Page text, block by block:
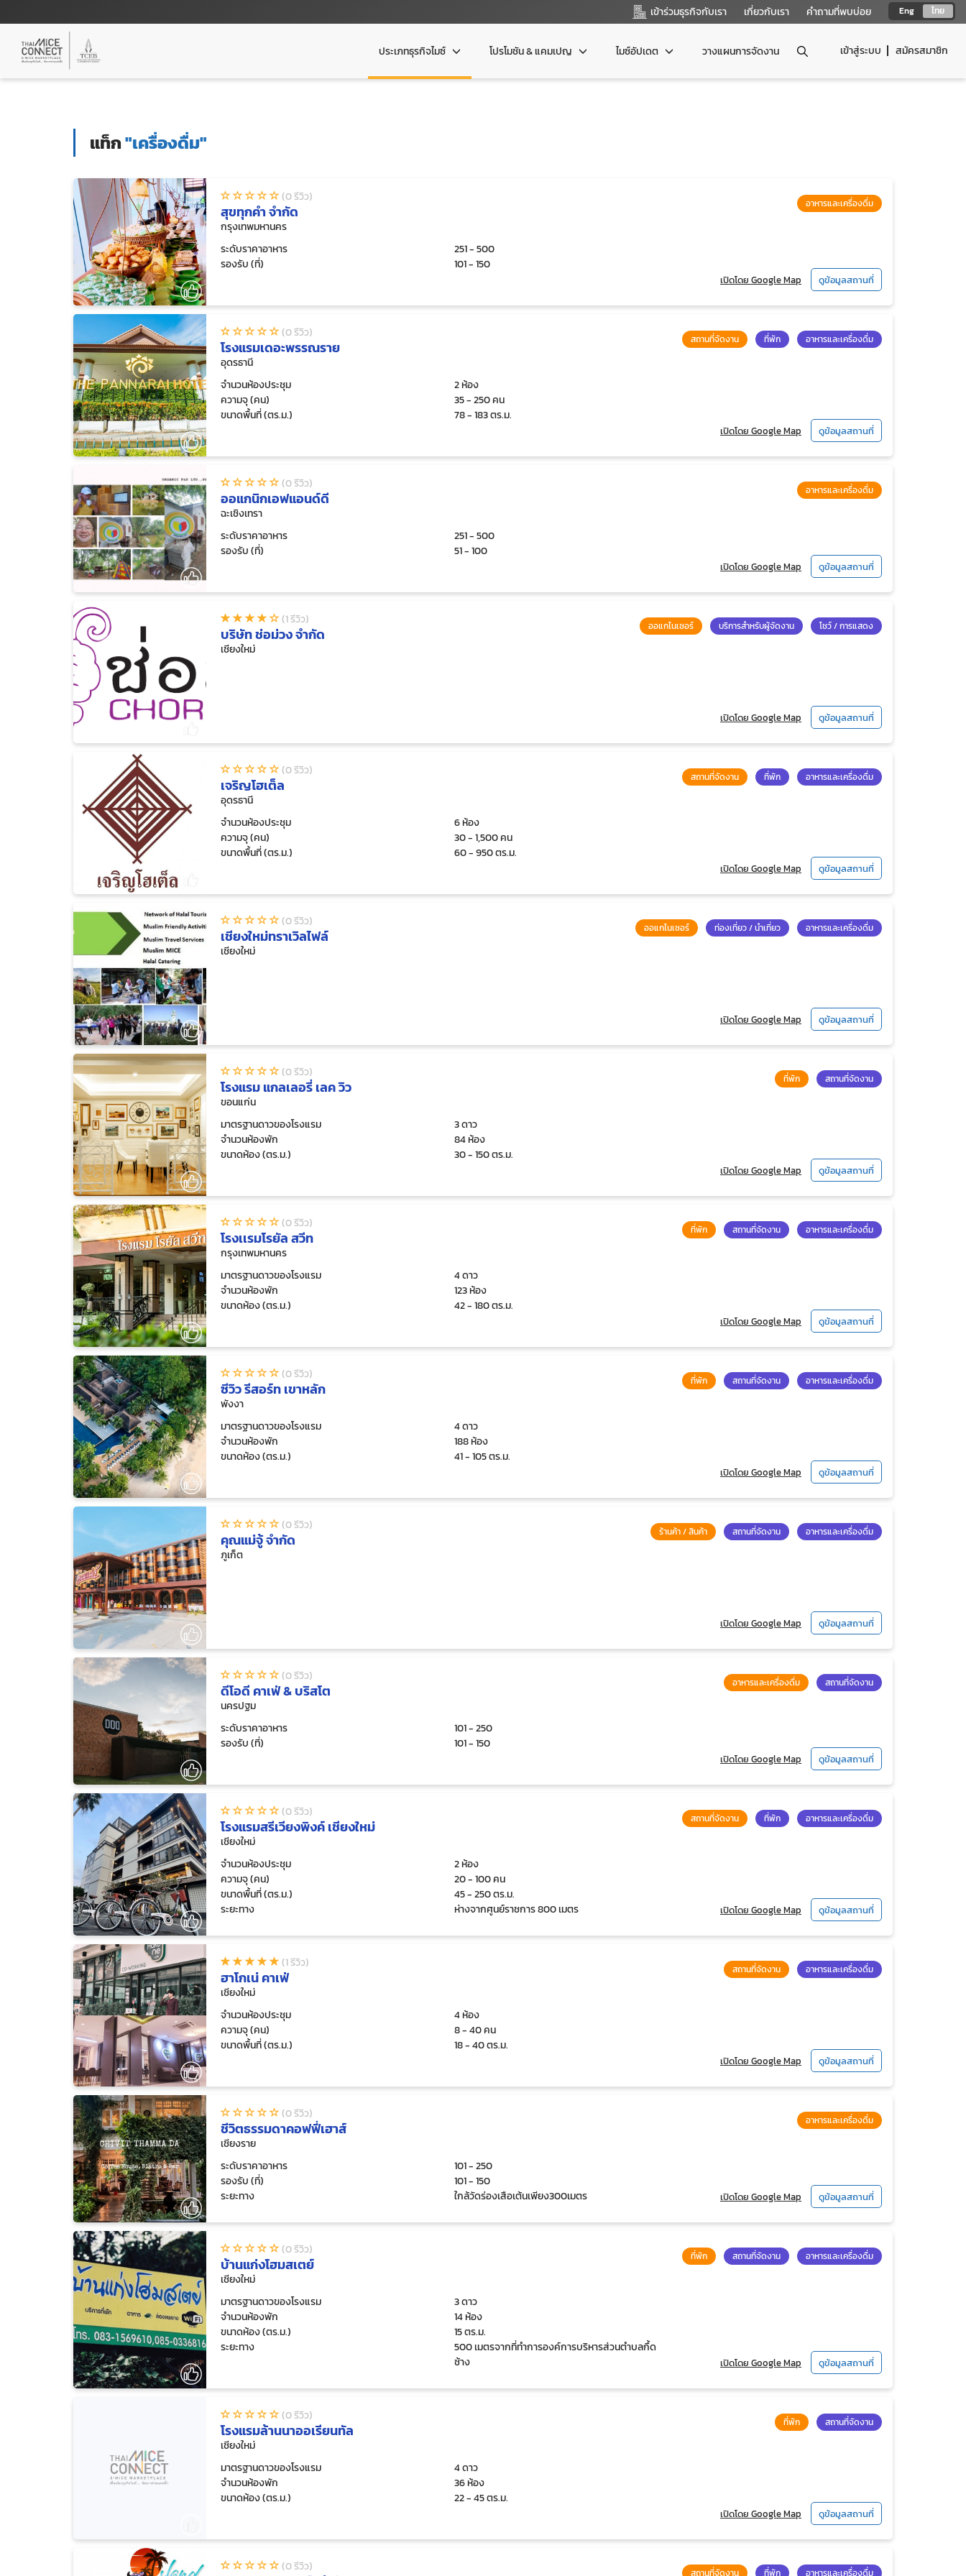
Eng ไทย
เข้าร่วมธุรกิจกับเรา เกี่ยวกับเรา คำถามที่พบบ่อย
เข้าสู่ระบบ สมัครสมาชิก
ประเภทธุรกิจไมซ์ โปรโมชัน & แคมเปญ ไมซ์อัปเดต วางแผนการจัดงาน
แท็ก"เครื่องดื่ม"
(0 รีวิว)
สุขทุกคำ จำกัด
กรุงเทพมหานคร
อาหารและเครื่องดื่ม
ระดับราคาอาหาร
251 - 500
รองรับ (ที่)
101 - 150
เปิดโดย Google Map ดูข้อมูลสถานที่
(0 รีวิว)
โรงแรมเดอะพรรณราย
อุดรธานี
สถานที่จัดงาน ที่พัก อาหารและเครื่องดื่ม
จำนวนห้องประชุม
2 ห้อง
ความจุ (คน)
35 - 250 คน
ขนาดพื้นที่ (ตร.ม.)
78 - 183 ตร.ม.
เปิดโดย Google Map ดูข้อมูลสถานที่
(0 รีวิว)
ออแกนิกเอฟแอนด์ดี
ฉะเชิงเทรา
อาหารและเครื่องดื่ม
ระดับราคาอาหาร
251 - 500
รองรับ (ที่)
51 - 100
เปิดโดย Google Map ดูข้อมูลสถานที่
(1 รีวิว)
บริษัท ช่อม่วง จำกัด
เชียงใหม่
ออแกไนเซอร์ บริการสำหรับผู้จัดงาน โชว์ / การแสดง
เปิดโดย Google Map ดูข้อมูลสถานที่
(0 รีวิว)
เจริญโฮเต็ล
อุดรธานี
สถานที่จัดงาน ที่พัก อาหารและเครื่องดื่ม
จำนวนห้องประชุม
6 ห้อง
ความจุ (คน)
30 - 1,500 คน
ขนาดพื้นที่ (ตร.ม.)
60 - 950 ตร.ม.
เปิดโดย Google Map ดูข้อมูลสถานที่
(0 รีวิว)
เชียงใหม่ทราเวิลไฟล์
เชียงใหม่
ออแกไนเซอร์ ท่องเที่ยว / นำเที่ยว อาหารและเครื่องดื่ม
เปิดโดย Google Map ดูข้อมูลสถานที่
(0 รีวิว)
โรงแรม แกลเลอรี่ เลค วิว
ขอนแก่น
ที่พัก สถานที่จัดงาน
มาตรฐานดาวของโรงแรม
3 ดาว
จำนวนห้องพัก
84 ห้อง
ขนาดห้อง (ตร.ม.)
30 - 150 ตร.ม.
เปิดโดย Google Map ดูข้อมูลสถานที่
(0 รีวิว)
โรงเเรมโรยัล สวีท
กรุงเทพมหานคร
ที่พัก สถานที่จัดงาน อาหารและเครื่องดื่ม
มาตรฐานดาวของโรงแรม
4 ดาว
จำนวนห้องพัก
123 ห้อง
ขนาดห้อง (ตร.ม.)
42 - 180 ตร.ม.
เปิดโดย Google Map ดูข้อมูลสถานที่
(0 รีวิว)
ซีวิว รีสอร์ท เขาหลัก
พังงา
ที่พัก สถานที่จัดงาน อาหารและเครื่องดื่ม
มาตรฐานดาวของโรงแรม
4 ดาว
จำนวนห้องพัก
188 ห้อง
ขนาดห้อง (ตร.ม.)
41 - 105 ตร.ม.
เปิดโดย Google Map ดูข้อมูลสถานที่
(0 รีวิว)
คุณแม่จู้ จำกัด
ภูเก็ต
ร้านค้า / สินค้า สถานที่จัดงาน อาหารและเครื่องดื่ม
เปิดโดย Google Map ดูข้อมูลสถานที่
(0 รีวิว)
ดีโอดี คาเฟ่ & บริสโต
นครปฐม
อาหารและเครื่องดื่ม สถานที่จัดงาน
ระดับราคาอาหาร
101 - 250
รองรับ (ที่)
101 - 150
เปิดโดย Google Map ดูข้อมูลสถานที่
(0 รีวิว)
โรงแรมสรีเวียงพิงค์ เชียงใหม่
เชียงใหม่
สถานที่จัดงาน ที่พัก อาหารและเครื่องดื่ม
จำนวนห้องประชุม
2 ห้อง
ความจุ (คน)
20 - 100 คน
ขนาดพื้นที่ (ตร.ม.)
45 - 250 ตร.ม.
ระยะทาง
ห่างจากศูนย์ราชการ 800 เมตร เปิดโดย Google Map ดูข้อมูลสถานที่
(1 รีวิว)
ฮาโกเน่ คาเฟ่
เชียงใหม่
สถานที่จัดงาน อาหารและเครื่องดื่ม
จำนวนห้องประชุม
4 ห้อง
ความจุ (คน)
8 - 40 คน
ขนาดพื้นที่ (ตร.ม.)
18 - 40 ตร.ม.
เปิดโดย Google Map ดูข้อมูลสถานที่
(0 รีวิว)
ชีวิตธรรมดาคอฟฟี่เฮาส์
เชียงราย
อาหารและเครื่องดื่ม
ระดับราคาอาหาร
101 - 250
รองรับ (ที่)
101 - 150
ระยะทาง
ใกล้วัดร่องเสือเต้นเพียง300เมตร เปิดโดย Google Map ดูข้อมูลสถานที่
(0 รีวิว)
บ้านแก่งโฮมสเตย์
เชียงใหม่
ที่พัก สถานที่จัดงาน อาหารและเครื่องดื่ม
มาตรฐานดาวของโรงแรม
3 ดาว
จำนวนห้องพัก
14 ห้อง
ขนาดห้อง (ตร.ม.)
15 ตร.ม.
ระยะทาง
500 เมตรจากที่ทำการองค์การบริหารส่วนตำบลกื้ด
ช้าง
เปิดโดย Google Map ดูข้อมูลสถานที่
(0 รีวิว)
โรงแรมล้านนาออเรียนทัล
เชียงใหม่
ที่พัก สถานที่จัดงาน
มาตรฐานดาวของโรงแรม
4 ดาว
จำนวนห้องพัก
36 ห้อง
ขนาดห้อง (ตร.ม.)
22 - 45 ตร.ม.
เปิดโดย Google Map ดูข้อมูลสถานที่
(0 รีวิว) สถานที่จัดงาน ที่พัก อาหารและเครื่องดื่ม